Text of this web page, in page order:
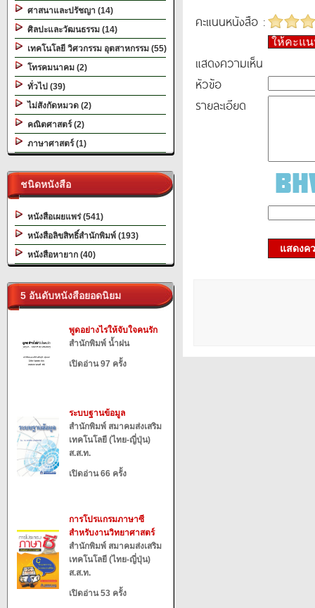
ศาสนาและปรัชญา (14)
ศิลปะและวัฒนธรรม (14)
เทคโนโลยี วิศวกรรม อุตสาหกรรม (55)
โทรคมนาคม (2)
ทั่วไป (39)
ไม่สังกัดหมวด (2)
คณิตศาสตร์ (2)
ภาษาศาสตร์ (1)
ชนิดหนังสือ
หนังสือเผยแพร่ (541)
หนังสือลิขสิทธิ์สำนักพิมพ์ (193)
หนังสือหายาก (40)
5 อันดับหนังสือยอดนิยม
พูดอย่างไรให้จับใจคนรัก
สำนักพิมพ์ น้ำฝน
เปิดอ่าน 97 ครั้ง
ระบบฐานข้อมูล
สำนักพิมพ์ สมาคมส่งเสริม
เทคโนโลยี (ไทย-ญี่ปุ่น)
ส.ส.ท.
เปิดอ่าน 66 ครั้ง
การโปรแกรมภาษาซี
สำหรับงานวิทยาศาสตร์
สำนักพิมพ์ สมาคมส่งเสริม
เทคโนโลยี (ไทย-ญี่ปุ่น)
ส.ส.ท.
เปิดอ่าน 53 ครั้ง
คะแนนหนังสือ :
ให้คะแ
แสดงความเห็น
หัวข้อ
รายละเอียด
แสดงค